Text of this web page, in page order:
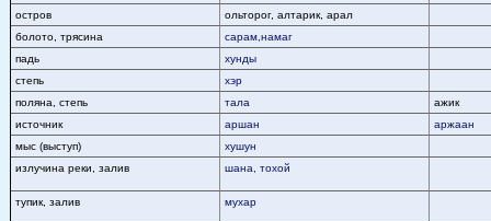
остров
ольторог, алтарик, арал
болото, трясина
сарам,намаг
падь
хунды
степь
хэр
поляна, степь
тала
ажик
источник
аршан
аржаан
мыс (выступ)
хушун
излучина реки, залив
шана, тохой
тупик, залив мухар